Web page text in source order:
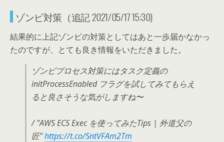
ゾンビ対策（追記 2021/05/17 15:30)
結果的に上記ゾンビの対策としてはあと一歩届かなかっ
たのですが、とても良き情報をいただきました。
ゾンビプロセス対策にはタスク定義の
initProcessEnabled フラグを試してみてもらえ
ると良さそうな気がしますね〜
/ "AWS ECS Exec を使ってみたTips | 外道父の
匠"https://t.co/SntVFAm2Tm